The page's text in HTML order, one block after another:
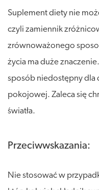
Suplement diety nie
czyli zamiennik
zrównoważonego
życia ma duże
sposób niedostępny dla
pokojowej. Zaleca się
światła.
Przeciwwskazania:
Nie stosować w